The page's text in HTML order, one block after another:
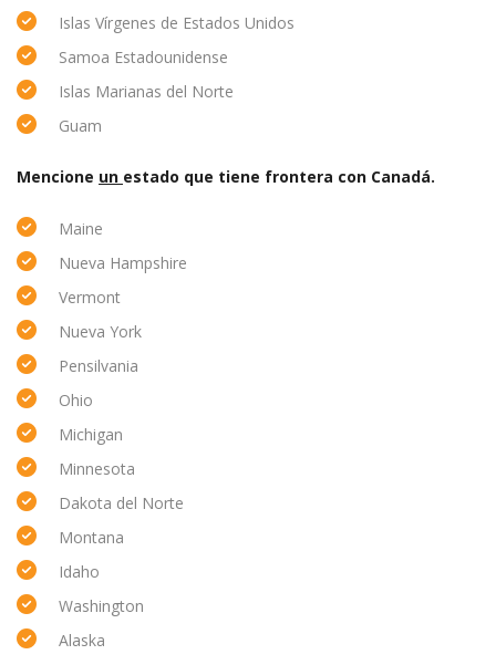
Islas Vírgenes de Estados Unidos
Samoa Estadounidense
Islas Marianas del Norte
Guam
Mencione un estado que tiene frontera con Canadá.
Maine
Nueva Hampshire
Vermont
Nueva York
Pensilvania
Ohio
Michigan
Minnesota
Dakota del Norte
Montana
Idaho
Washington
Alaska